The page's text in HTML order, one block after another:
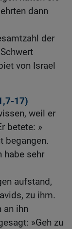
dann
der
von Israel
17)
weil er
betete: »
begangen.
habe sehr
aufstand,
zu ihm.
an ihn
»Geh zu